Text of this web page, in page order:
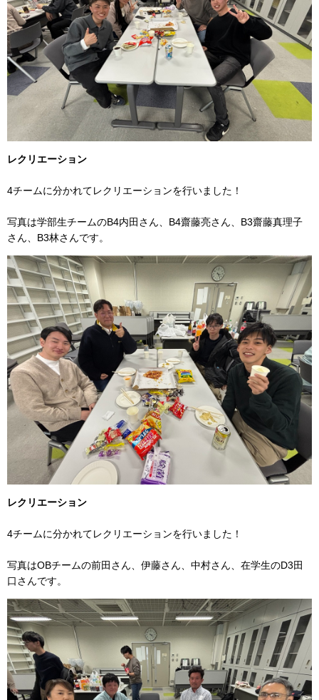
レクリエーション
4チームに分かれてレクリエーションを行いました！
写真は学部生チームのB4内田さん、B4齋藤亮さん、B3齋藤真理子
さん、B3林さんです。
レクリエーション
4チームに分かれてレクリエーションを行いました！
写真はOBチームの前田さん、伊藤さん、中村さん、在学生のD3田
口さんです。